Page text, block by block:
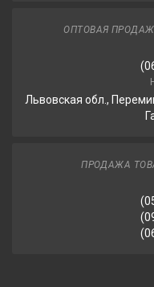
ОПТОВАЯ
Львовская обл.,
ПРОДАЖА